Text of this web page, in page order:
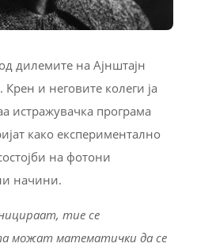
дилемите на Ајнштајн
Крен и неговите колеги ја
истражувачка програма
како експериментално
на фотони
начини.
тие се
можат математички да се